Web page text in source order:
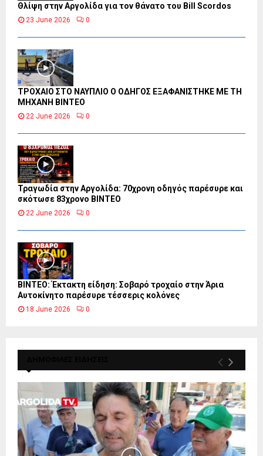
Θλίψη στην Αργολίδα για τον θάνατο του Bill Scordos
23 June 2026 0
ΤΡΟΧΑΙΟ ΣΤΟ ΝΑΥΠΛΙΟ Ο ΟΔΗΓΟΣ ΕΞΑΦΑΝΙΣΤΗΚΕ ΜΕ ΤΗ
ΜΗΧΑΝΗ ΒΙΝΤΕΟ
22 June 2026 0
Τραγωδία στην Αργολίδα: 70χρονη οδηγός παρέσυρε και
σκότωσε 83χρονο ΒΙΝΤΕΟ
22 June 2026 0
ΒΙΝΤΕΟ: Έκτακτη είδηση: Σοβαρό τροχαίο στην Άρια
Αυτοκίνητο παρέσυρε τέσσερις κολόνες
18 June 2026 0